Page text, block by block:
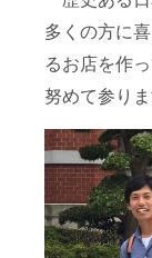
多くの方に
るお店を作
努めて参りま